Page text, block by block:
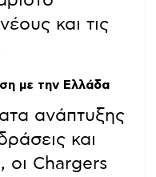
και τις
με την Ελλάδα
ανάπτυξης
και
οι Chargers